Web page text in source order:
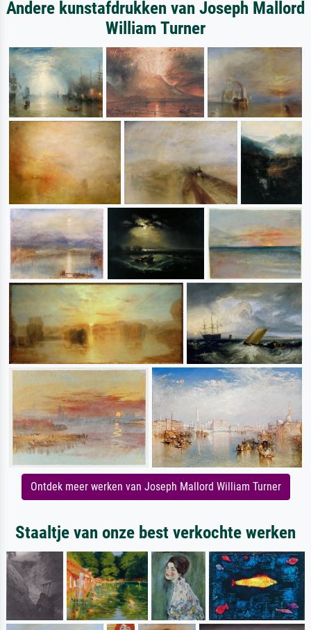
Andere kunstafdrukken van Joseph Mallord
William Turner
Ontdek meer werken van Joseph Mallord William Turner
Staaltje van onze best verkochte werken